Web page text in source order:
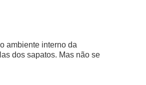
ambiente interno da
dos sapatos. Mas não se